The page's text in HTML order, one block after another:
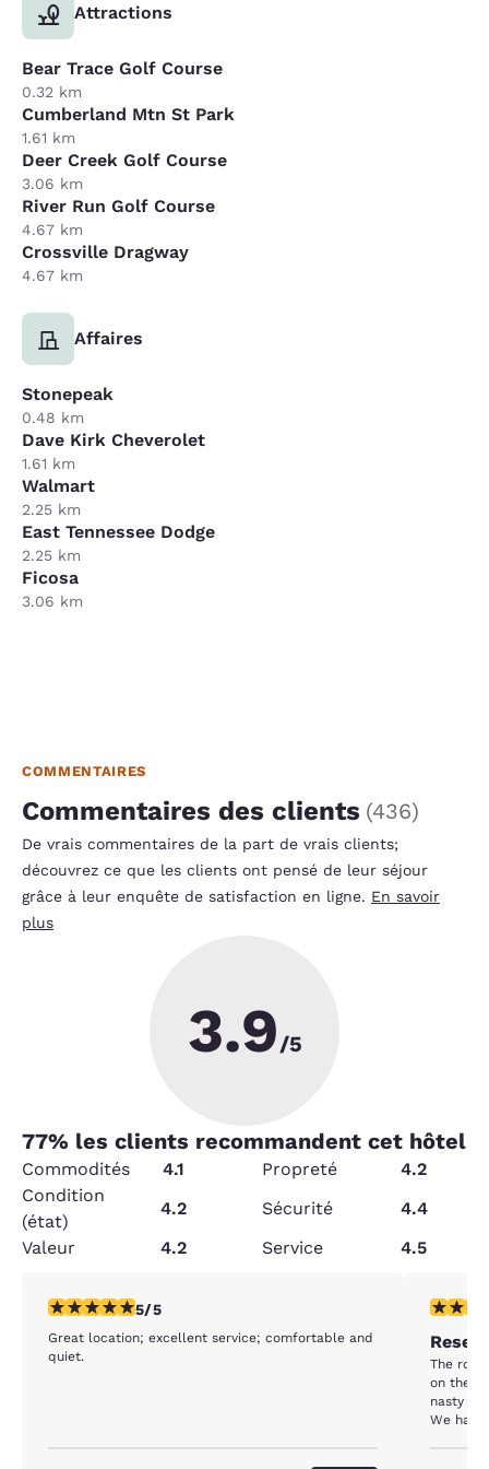
Attractions
Bear Trace Golf Course
0.32 km
Cumberland Mtn St Park
1.61 km
Deer Creek Golf Course
3.06 km
River Run Golf Course
4.67 km
Crossville Dragway
4.67 km
Affaires
Stonepeak
0.48 km
Dave Kirk Cheverolet
1.61 km
Walmart
2.25 km
East Tennessee Dodge
2.25 km
Ficosa
3.06 km
COMMENTAIRES
Commentaires des clients (436)
De vrais commentaires de la part de vrais clients;
découvrez ce que les clients ont pensé de leur séjour
grâce à leur enquête de satisfaction en ligne. En savoir
plus
3.9/5
77% les clients recommandent cet hôtel
Commodités 4.1 Propreté
4.2
Condition
(état)
4.2 Sécurité
4.4
Valeur
4.2 Service 4.5
5 étoiles. Exceptionnel. 1 commentaire
5/5
Great location; excellent service; comfortable and
quiet.
3
The
on the
nasty
We had